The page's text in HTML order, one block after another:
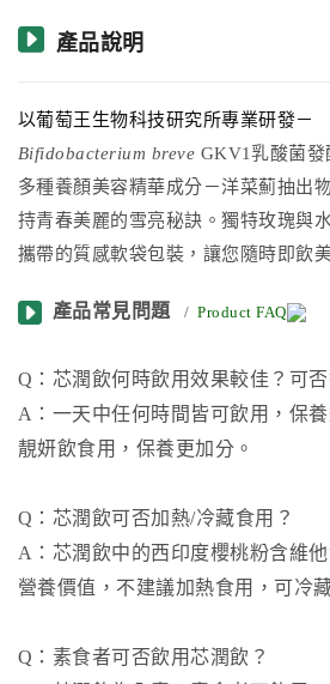
產品說明
以葡萄王生物科技研究所專業研發－
Bifidobacterium breve GKV1乳酸菌發
多種養顏美容精華成分－洋菜薊抽出
持青春美麗的雪亮秘訣。獨特玫瑰與
攜帶的質感軟袋包裝，讓您隨時即飲
產品常見問題 / Product FAQ
Q：芯潤飲何時飲用效果較佳？可
A：一天中任何時間皆可飲用，保
靚妍飲食用，保養更加分。
Q：芯潤飲可否加熱/冷藏食用？
A：芯潤飲中的西印度櫻桃粉含維
營養價值，不建議加熱食用，可冷
Q：素食者可否飲用芯潤飲？